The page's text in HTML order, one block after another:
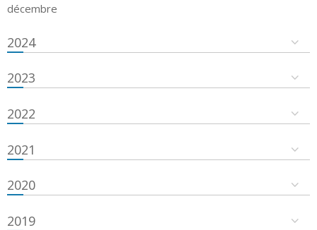
décembre
2024
2023
2022
2021
2020
2019